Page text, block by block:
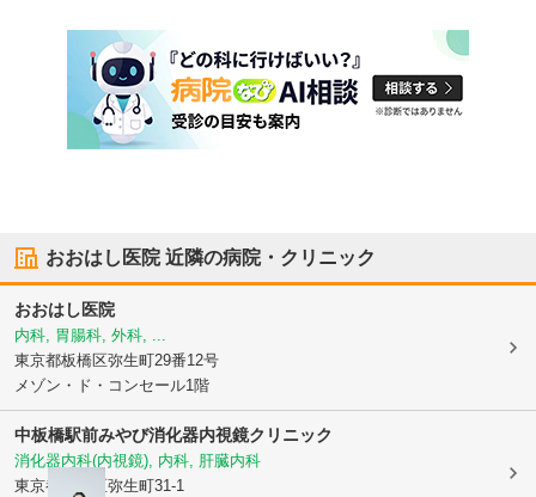
おおはし医院近隣の病院・クリニック
おおはし医院
内科, 胃腸科, 外科, ...
東京都板橋区弥生町29番12号
メゾン・ド・コンセール1階
中板橋駅前みやび消化器内視鏡クリニック
消化器内科(内視鏡), 内科, 肝臓内科
東京都板橋区弥生町31-1